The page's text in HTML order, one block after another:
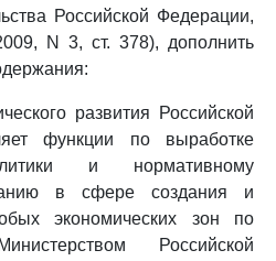
Российской Федерации,
N 3, ст. 378), дополнить
развития Российской
функции по выработке
и нормативному
в сфере создания и
экономических зон по
Российской